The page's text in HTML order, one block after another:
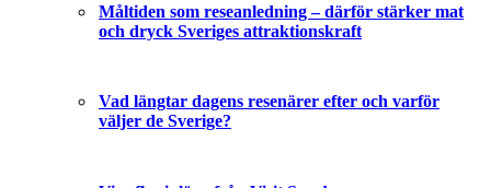
Måltiden som reseanledning – därför stärker mat
och dryck Sveriges attraktionskraft
Vad längtar dagens resenärer efter och varför
väljer de Sverige?